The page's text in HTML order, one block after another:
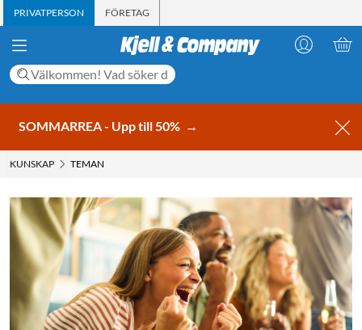
PRIVATPERSON FÖRETAG
SOMMARREA - Upp till 50% →
KUNSKAP TEMAN